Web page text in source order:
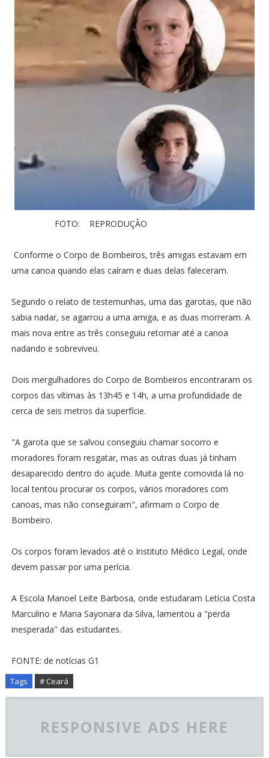
FOTO: REPRODUÇÃO
Conforme o Corpo de Bombeiros, três amigas estavam em
uma canoa quando elas caíram e duas delas faleceram.
Segundo o relato de testemunhas, uma das garotas, que não
sabia nadar, se agarrou a uma amiga, e as duas morreram. A
mais nova entre as três conseguiu retornar até a canoa
nadando e sobreviveu.
Dois mergulhadores do Corpo de Bombeiros encontraram os
corpos das vítimas às 13h45 e 14h, a uma profundidade de
cerca de seis metros da superfície.
"A garota que se salvou conseguiu chamar socorro e
moradores foram resgatar, mas as outras duas já tinham
desaparecido dentro do açude. Muita gente comovida lá no
local tentou procurar os corpos, vários moradores com
canoas, mas não conseguiram", afirmam o Corpo de
Bombeiro.
Os corpos foram levados até o Instituto Médico Legal, onde
devem passar por uma perícia.
A Escola Manoel Leite Barbosa, onde estudaram Letícia Costa
Marculino e Maria Sayonara da Silva, lamentou a "perda
inesperada" das estudantes.
FONTE: de notícias G1
Tags # Ceará
RESPONSIVE ADS HERE